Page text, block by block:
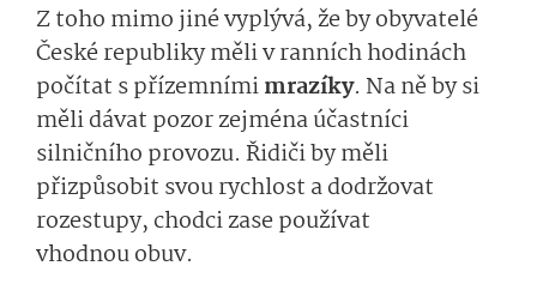
Z toho mimo jiné vyplývá, že by obyvatelé
České republiky měli v ranních hodinách
počítat s přízemnímimra­zíky. Na ně by si
měli dávat pozor zejména účastníci
silničního provozu. Řidiči by měli
přizpůsobit svou rychlost a dodržovat
rozestupy, chodci zase používat
vhodnou obuv.